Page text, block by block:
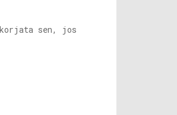
sen, jos